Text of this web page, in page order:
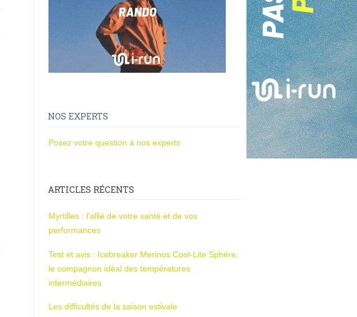
NOS EXPERTS
Posez votre question à nos experts
ARTICLES RÉCENTS
Myrtilles : l’allié de votre santé et de vos
performances
Test et avis : Icebreaker Merinos Cool-Lite Sphère,
le compagnon idéal des températures
intermédiaires
Les difficultés de la saison estivale